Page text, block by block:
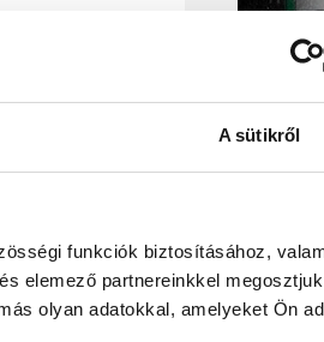
A sütikről
funkciók biztosításához,
elemező partnereinkkel
olyan adatokkal, amelyeket Ön